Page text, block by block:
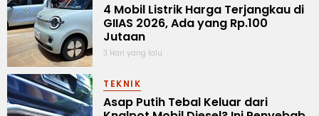
4 Mobil Listrik Harga Terjangkau di
GIIAS 2026, Ada yang Rp.100
Jutaan
3 Hari yang lalu
TEKNIK
Asap Putih Tebal Keluar dari